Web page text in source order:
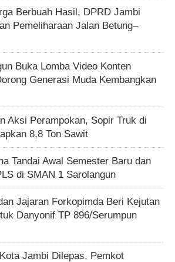
Berbuah Hasil, DPRD Jambi
Pemeliharaan Jalan Betung–
Buka Lomba Video Konten
Generasi Muda Kembangkan
Aksi Perampokan, Sopir Truk di
8,8 Ton Sawit
Tandai Awal Semester Baru dan
di SMAN 1 Sarolangun
Jajaran Forkopimda Beri Kejutan
Danyonif TP 896/Serumpun
Jambi Dilepas, Pemkot